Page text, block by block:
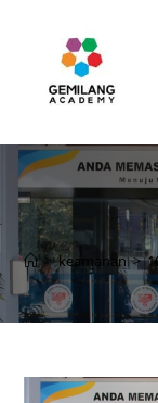
> keamanan >